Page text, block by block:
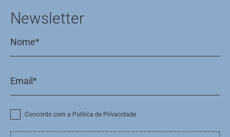
Newsletter
Concordo com a Política de Privacidade